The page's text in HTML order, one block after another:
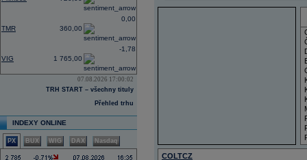
TMR 360,00
0,00
VIG 1 765,00
-1,78
07.08.2026 17:00:02
TRH START – všechny tituly
Přehled trhu
INDEXY ONLINE
PX BUX WIG DAX Nasdaq
COLTCZ